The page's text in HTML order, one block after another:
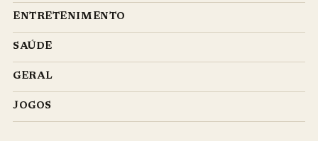
ENTRETENIMENTO
SAÚDE
GERAL
JOGOS